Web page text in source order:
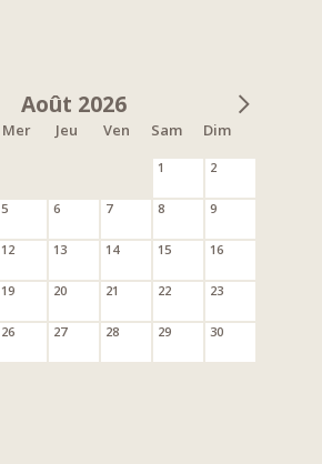
Août 2026
Mer Jeu Ven Sam Dim
1 2
5 6 7 8 9
12 13 14 15 16
19 20 21 22 23
26 27 28 29 30